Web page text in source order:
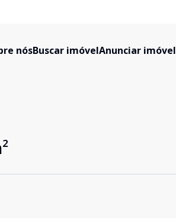
nósBuscar imóvelAnunciar imóvel